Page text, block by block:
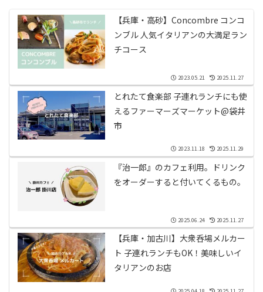
【兵庫・高砂】Concombre コンコ
ンブル 人気イタリアンの大満足ラン
チコース
2023.05.21 2025.11.27
とれたて食楽部 子連れランチにも使
えるファーマーズマーケット@袋井
市
2023.11.18 2025.11.29
『治一郎』のカフェ利用。ドリンク
をオーダーすると付いてくるもの。
2025.06.24 2025.11.27
【兵庫・加古川】大衆呑場メルカー
ト 子連れランチもOK！美味しいイ
タリアンのお店